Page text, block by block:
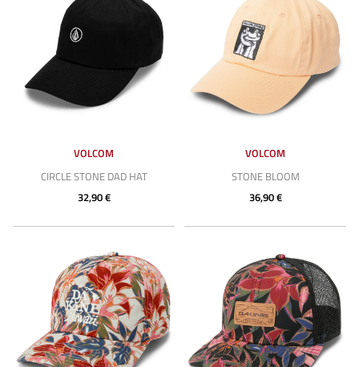
VOLCOM
CIRCLE STONE DAD HAT
32,90 €
VOLCOM
STONE BLOOM
36,90 €